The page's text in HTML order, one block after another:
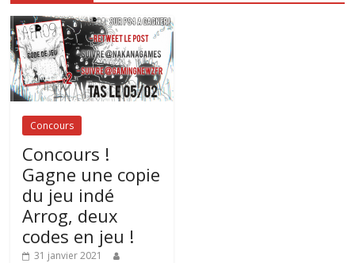
Concours
Concours !
Gagne une copie
du jeu indé
Arrog, deux
codes en jeu !
31 janvier 2021